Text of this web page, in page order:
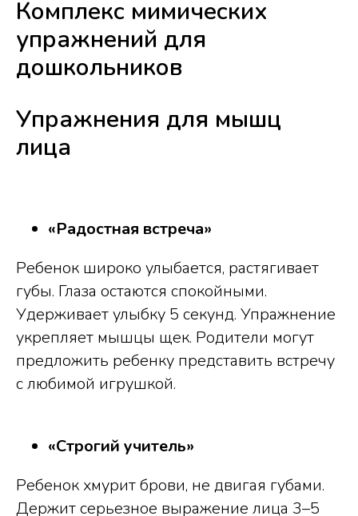
Комплекс мимических
упражнений для
дошкольников
Упражнения для мышц
лица
«Радостная встреча»
Ребенок широко улыбается, растягивает
губы. Глаза остаются спокойными.
Удерживает улыбку 5 секунд. Упражнение
укрепляет мышцы щек. Родители могут
предложить ребенку представить встречу
с любимой игрушкой.
«Строгий учитель»
Ребенок хмурит брови, не двигая губами.
Держит серьезное выражение лица 3–5